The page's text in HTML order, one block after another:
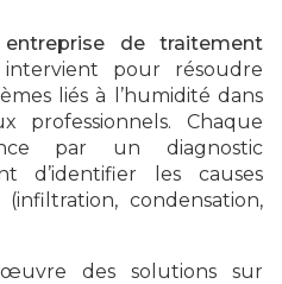
entreprise de traitement
pour résoudre
liés à l’humidité dans
professionnels. Chaque
par un diagnostic
d’identifier les causes
condensation,
des solutions sur